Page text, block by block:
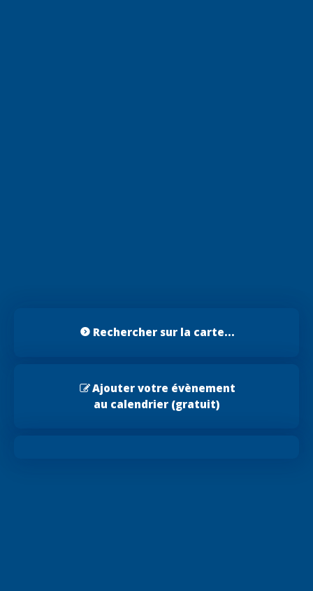
Rechercher sur la carte...
Ajouter votre évènement
au calendrier (gratuit)